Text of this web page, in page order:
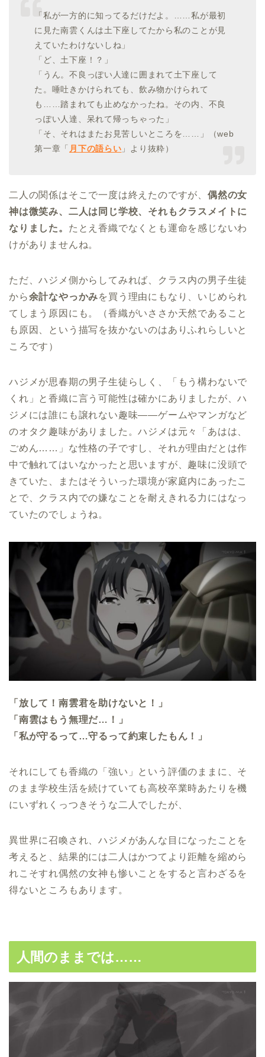
「私が一方的に知ってるだけだよ。……私が最初
に見た南雲くんは土下座してたから私のことが見
えていたわけないしね」
「ど、土下座！？」
「うん。不良っぽい人達に囲まれて土下座して
た。唾吐きかけられても、飲み物かけられて
も……踏まれても止めなかったね。その内、不良
っぽい人達、呆れて帰っちゃった」
「そ、それはまたお見苦しいところを……」（web
第一章「 月下の語らい 」より抜粋）
二人の関係はそこで一度は終えたのですが、 偶然の女
神は微笑み、二人は同じ学校、それもクラスメイトに
なりました。 たとえ香織でなくとも運命を感じないわ
けがありませんね。
ただ、ハジメ側からしてみれば、クラス内の男子生徒
から余計なやっかみを買う理由にもなり、いじめられ
てしまう原因にも。（香織がいささか天然であること
も原因、という描写を抜かないのはありふれらしいと
ころです）
ハジメが思春期の男子生徒らしく、「もう構わないで
くれ」と香織に言う可能性は確かにありましたが、ハ
ジメには誰にも譲れない趣味――ゲームやマンガなど
のオタク趣味がありました。ハジメは元々「あはは、
ごめん……」な性格の子ですし、それが理由だとは作
中で触れてはいなかったと思いますが、趣味に没頭で
きていた、またはそういった環境が家庭内にあったこ
とで、クラス内での嫌なことを耐えきれる力にはなっ
ていたのでしょうね。
「放して！南雲君を助けないと！」
「南雲はもう無理だ…！」
「私が守るって…守るって約束したもん！」
それにしても香織の「強い」という評価のままに、そ
のまま学校生活を続けていても高校卒業時あたりを機
にいずれくっつきそうな二人でしたが、
異世界に召喚され、ハジメがあんな目になったことを
考えると、結果的には二人はかつてより距離を縮めら
れこそすれ偶然の女神も惨いことをすると言わざるを
得ないところもあります。
人間のままでは……